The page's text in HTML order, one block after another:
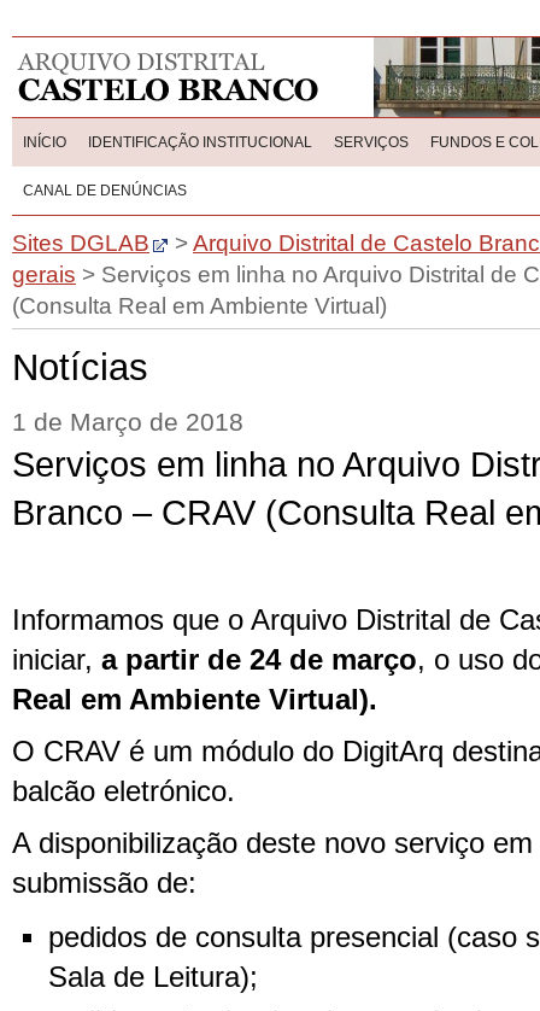
INÍCIO IDENTIFICAÇÃO INSTITUCIONAL SERVIÇOS FUNDOS E
CANAL DE DENÚNCIAS
Sites DGLAB >Arquivo Distrital de Castelo
gerais > Serviços em linha no Arquivo Distrital de
(Consulta Real em Ambiente Virtual)
Notícias
1 de Março de 2018
Serviços em linha no Arquivo
Branco – CRAV (Consulta Real
Informamos que o Arquivo Distrital de
iniciar, a partir de 24 de março, o uso
Real em Ambiente Virtual).
O CRAV é um módulo do DigitArq
balcão eletrónico.
A disponibilização deste novo serviço
submissão de:
pedidos de consulta presencial (caso
Sala de Leitura);